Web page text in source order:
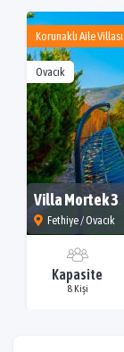
Korunaklı Aile Villası
Ovacık
Villa Mortek 3
Fethiye / Ovacık
Kapasite
8 Kişi